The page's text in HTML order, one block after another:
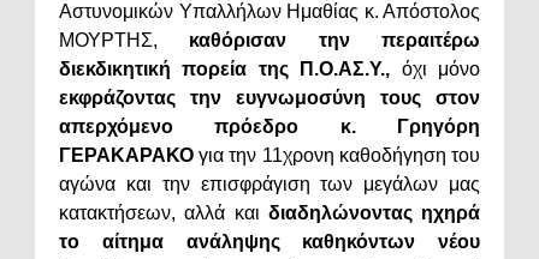
Αστυνομικών Υπαλλήλων Ημαθίας κ. Απόστολος
ΜΟΥΡΤΗΣ, καθόρισαν την περαιτέρω
διεκδικητική πορεία της Π.Ο.ΑΣ.Υ., όχι μόνο
εκφράζοντας την ευγνωμοσύνη τους στον
απερχόμενο πρόεδρο κ. Γρηγόρη
ΓΕΡΑΚΑΡΑΚΟ για την 11χρονη καθοδήγηση του
αγώνα και την επισφράγιση των μεγάλων μας
κατακτήσεων, αλλά και διαδηλώνοντας ηχηρά
το αίτημα ανάληψης καθηκόντων νέου